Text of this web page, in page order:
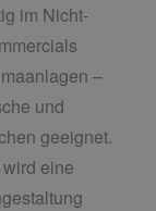
im Nicht-
–
und
geeignet.
eine